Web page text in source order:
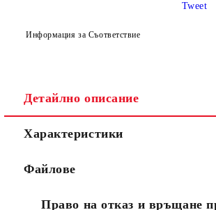
Съгласен съм сПолитиката за
Ние ще се свържем с вас в рамките на работния
Информация за Съответствие
Tweet
Детайлно описание
Характеристики
Файлове
Право на отказ и връщане